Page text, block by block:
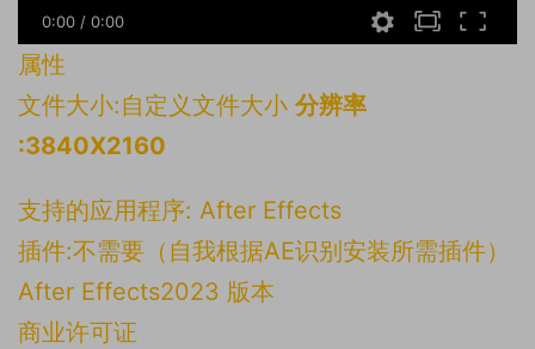
0:00 / 0:00
属性
文件大小:自定义文件大小 分辨率
:3840X2160
支持的应用程序: After Effects
插件:不需要（自我根据AE识别安装所需插件）
After Effects2023 版本
商业许可证